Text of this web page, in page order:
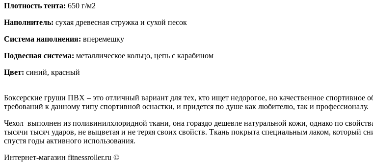
Плотность тента: 650 г/м2
Наполнитель: сухая древесная стружка и сухой песок
Система наполнения: вперемешку
Подвесная система: металлическое кольцо, цепь с карабином
Цвет: синий, красный
Боксерские груши ПВХ – это отличный вариант для тех, кто ищет недорогое, но качественное спортивное
требований к данному типу спортивной оснастки, и придется по душе как любителю, так и профессионалу.
Чехол выполнен из поливинилхлоридной ткани, она гораздо дешевле натуральной кожи, однако по
тысячи тысяч ударов, не выцветая и не теряя своих свойств. Ткань покрыта специальным лаком, который
спустя годы активного использования.
Интернет-магазин fitnessroller.ru ©